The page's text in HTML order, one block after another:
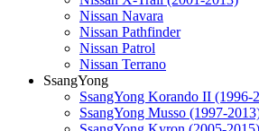
Nissan Navara
Nissan Pathfinder
Nissan Patrol
Nissan Terrano
SsangYong
SsangYong Korando II (1996-
SsangYong Musso (1997-